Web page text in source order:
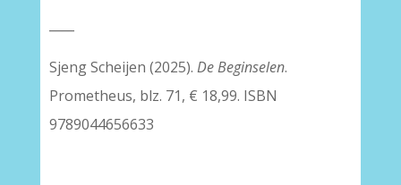
Sjeng Scheijen (2025). De Beginselen.
Prometheus, blz. 71, € 18,99. ISBN
9789044656633